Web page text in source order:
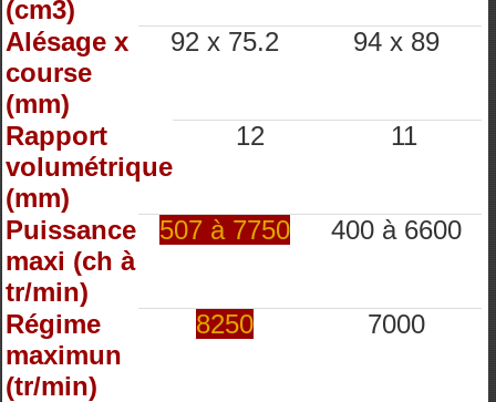
(cm3)
Alésage x
course
(mm)
92 x 75.2 94 x 89
Rapport
volumétrique
(mm)
12 11
Puissance
maxi (ch à
tr/min)
507 à 7750 400 à 6600
Régime
maximun
(tr/min)
8250 7000